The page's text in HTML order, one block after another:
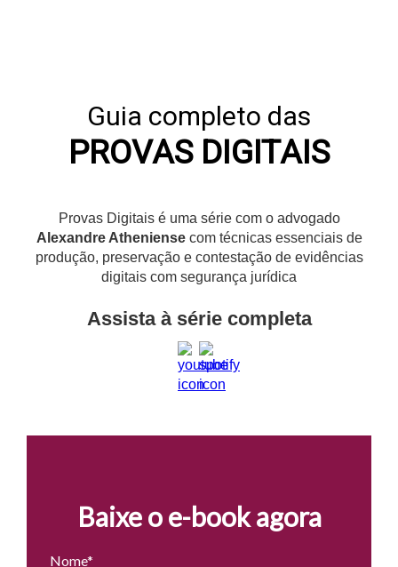
Guia completo das
PROVAS DIGITAIS
Provas Digitais é uma série com o advogado
Alexandre Atheniensecom técnicas essenciais de
produção, preservação e contestação de evidências
digitais com segurança jurídica
Assista à série completa
Baixe o e-book agora
Nome*